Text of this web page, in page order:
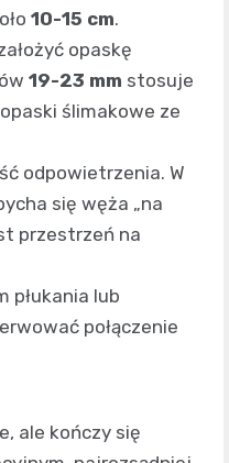
10-15 cm.
opaskę
19-23 mm stosuje
ślimakowe ze
odpowietrzenia. W
się węża „na
przestrzeń na
płukania lub
połączenie
ale kończy się